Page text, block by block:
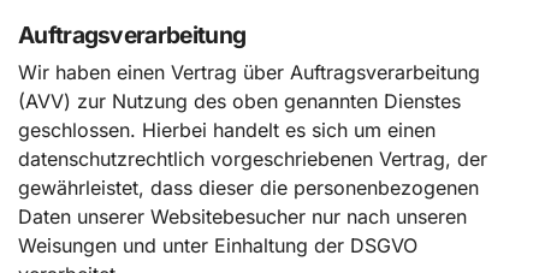
Auftragsverarbeitung
Wir haben einen Vertrag über Auftragsverarbeitung
(AVV) zur Nutzung des oben genannten Dienstes
geschlossen. Hierbei handelt es sich um einen
datenschutzrechtlich vorgeschriebenen Vertrag, der
gewährleistet, dass dieser die personenbezogenen
Daten unserer Websitebesucher nur nach unseren
Weisungen und unter Einhaltung der DSGVO